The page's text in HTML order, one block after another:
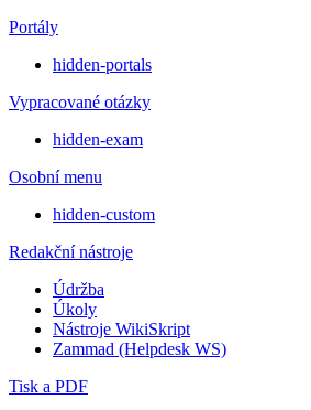
Portály
hidden-portals
Vypracované otázky
hidden-exam
Osobní menu
hidden-custom
Redakční nástroje
Údržba
Úkoly
Nástroje WikiSkript
Zammad (Helpdesk WS)
Tisk a PDF